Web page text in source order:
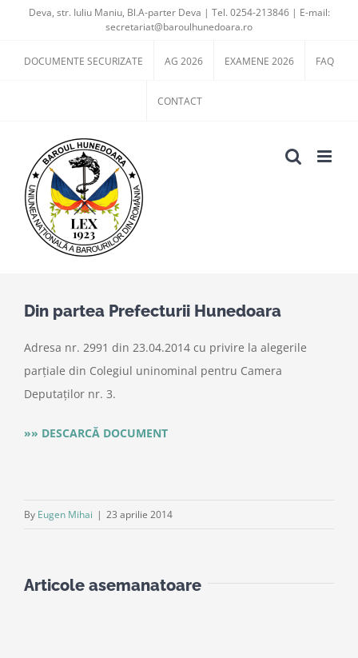
content
Deva, str. Iuliu Maniu, Bl.A-parter Deva | Tel. 0254-213846 | E-mail:
secretariat@baroulhunedoara.ro
DOCUMENTE SECURIZATE AG 2026 EXAMENE 2026 FAQ
CONTACT
Din partea Prefecturii Hunedoara
Adresa nr. 2991 din 23.04.2014 cu privire la alegerile
parțiale din Colegiul uninominal pentru Camera
Deputaților nr. 3.
»» DESCARCĂ DOCUMENT
By Eugen Mihai | 23 aprilie 2014
Articole asemanatoare